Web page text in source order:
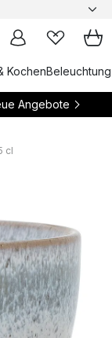
KochenBeleuchtung
Angebote
cl